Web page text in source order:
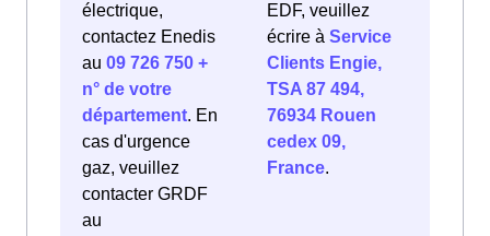
électrique,
contactez Enedis
au 09 726 750 +
n° de votre
département. En
cas d'urgence
gaz, veuillez
contacter GRDF
au
EDF, veuillez
écrire à Service
Clients Engie,
TSA 87 494,
76934 Rouen
cedex 09,
France.